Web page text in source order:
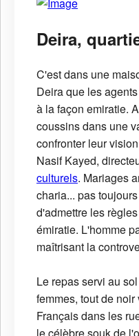
Deira,
C'est dans une
Deira que les
à la façon emiratie.
coussins dans une
confronter leur
Nasif Kayed,
culturels. Mariages
charia... pas
d'admettre les
émiratie. L'homme
maîtrisant la
Le repas servi au
femmes, tout de
Français dans les